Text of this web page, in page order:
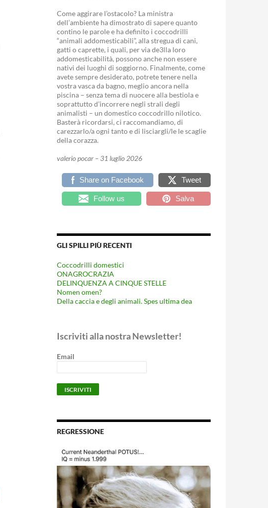
Come aggirare l’ostacolo? La ministra
dell’ambiente ha dimostrato di sapere quanto
contino le parole e ha definito i coccodrilli
“animali addomesticabili”, alla stregua di cani,
gatti o caprette, i quali, per via de3lla loro
addomesticabilità, possono anche non essere
nativi dei luoghi di soggiorno. Finalmente, come
avete sempre desiderato, potrete tenere nella
vostra vasca da bagno, meglio ancora nella
piscina – senza tema di nuocere alla bestiola e
soprattutto d’incorrere negli strali degli
animalisti – un domestico coccodrillo nilotico.
Basterà ricordarsi, ci raccomandiamo, di
carezzarlo/a ogni tanto e di lisciargli/le le scaglie
della corazza.
valerio pocar – 31 luglio 2026
Share on Facebook Tweet
Follow us Salva
GLI SPILLI PIÙ RECENTI
Coccodrilli domestici
ONAGROCRAZIA
DELINQUENZA A CINQUE STELLE
Nomen omen?
Della caccia e degli animali. Spes ultima dea
Iscriviti alla nostra Newsletter!
Email
REGRESSIONE